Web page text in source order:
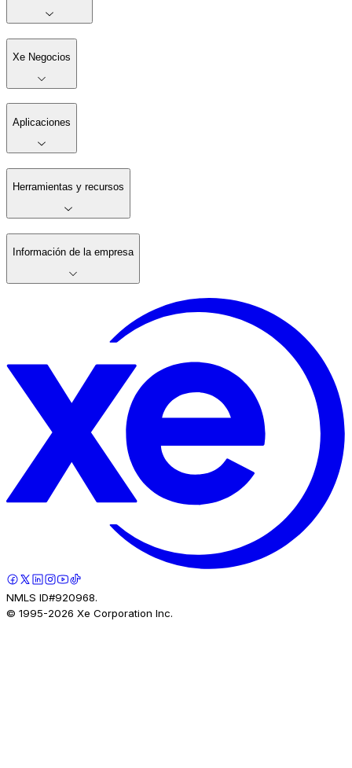
Xe Negocios
Aplicaciones
Herramientas y recursos
Información de la empresa
NMLS ID#920968.
© 1995-2026 Xe Corporation Inc.